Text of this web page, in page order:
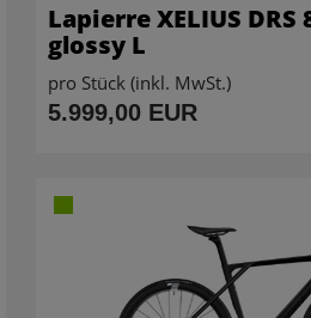
Lapierre XELIUS DRS
glossy L
pro Stück (inkl. MwSt.)
5.999,00 EUR